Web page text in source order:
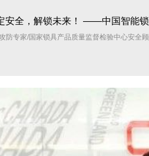
CSLP 锁定安全，解
防专家/国家锁具产品质量监督检验中心安全